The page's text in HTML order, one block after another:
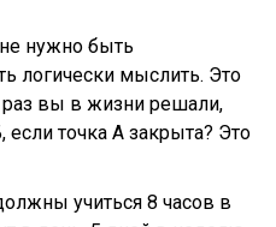
нужно быть
логически мыслить. Это
вы в жизни решали,
если точка А закрыта? Это
учиться 8 часов в